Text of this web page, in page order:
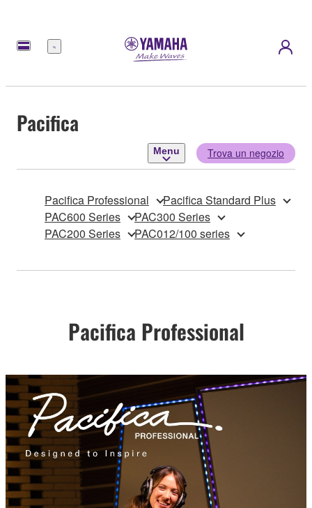
Menu
Pacifica
Menu Trova un negozio
Pacifica Professional
Pacifica Standard Plus
PAC600 Series
PAC300 Series
PAC200 Series
PAC012/100 series
Pacifica Professional